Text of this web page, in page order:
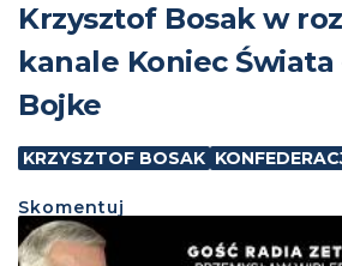
Krzysztof Bosak w
kanale Koniec Świata
Bojke
KRZYSZTOF BOSAK
Skomentuj